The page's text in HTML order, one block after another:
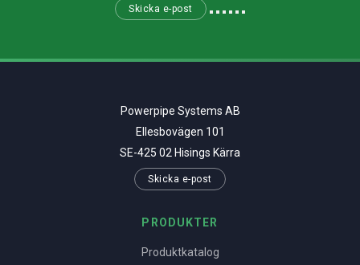
Skicka e-post
Powerpipe Systems AB
Ellesbovägen 101
SE-425 02 Hisings Kärra
Skicka e-post
PRODUKTER
Produktkatalog